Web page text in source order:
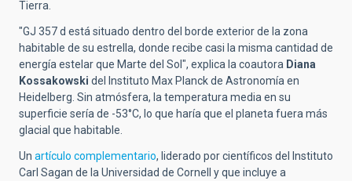
Tierra.
"GJ 357 d está situado dentro del borde exterior de la zona
habitable de su estrella, donde recibe casi la misma cantidad de
energía estelar que Marte del Sol", explica la coautora Diana
Kossakowski del Instituto Max Planck de Astronomía en
Heidelberg. Sin atmósfera, la temperatura media en su
superficie sería de -53°C, lo que haría que el planeta fuera más
glacial que habitable.
Un artículo complementario, liderado por científicos del Instituto
Carl Sagan de la Universidad de Cornell y que incluye a